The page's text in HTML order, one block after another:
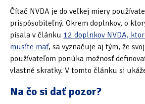
Počítače a notebooky(66)
Zápisníky(7)
Názory & zkušenosti(143)
Oficiální materiály
(57)
Pozvánky & oznámení (67)
Čítač NVDA je do veľkej miery
prispôsobiteľný. Okrem doplnkov, o
písala v článku 12 doplnkov NVDA,
musíte mať, sa vyznačuje aj tým, že
používateľom ponúka možnosť
vlastné skratky. V tomto článku si
Na čo si dať pozor?